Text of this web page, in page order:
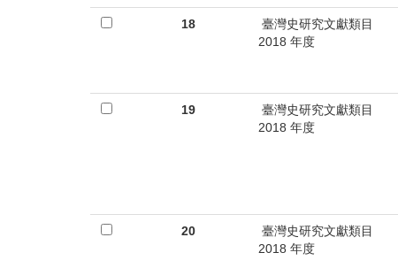
18
臺灣史研究文獻類目
2018 年度
19
臺灣史研究文獻類目
2018 年度
20
臺灣史研究文獻類目
2018 年度